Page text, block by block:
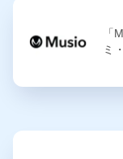
「
ミ